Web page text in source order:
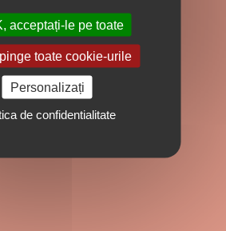
acceptați-le pe toate
toate cookie-urile
Personalizați
de confidentialitate